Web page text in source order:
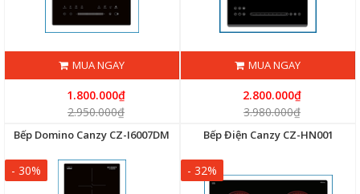
MUA NGAY
1.800.000₫
2.950.000₫
MUA NGAY
2.800.000₫
3.980.000₫
Bếp Domino Canzy CZ-I6007DM
- 30%
Bếp Điện Canzy CZ-HN001
- 32%